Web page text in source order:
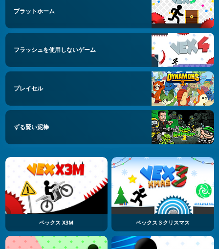
プラットホーム
フラッシュを使用しないゲーム
プレイセル
ずる賢い泥棒
ベックス X3M ベックス３クリスマス